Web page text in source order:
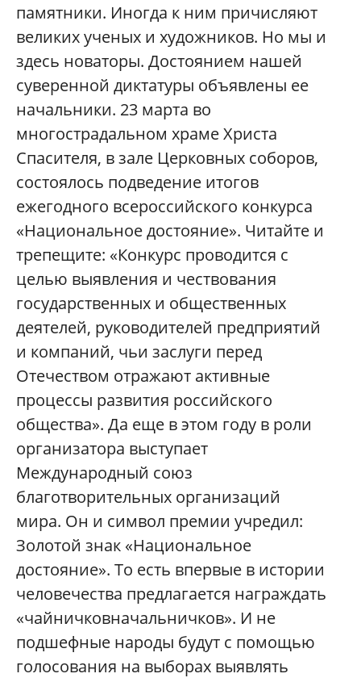
памятники. Иногда к ним причисляют
великих ученых и художников. Но мы и
здесь новаторы. Достоянием нашей
суверенной диктатуры объявлены ее
начальники. 23 марта во
многострадальном храме Христа
Спасителя, в зале Церковных соборов,
состоялось подведение итогов
ежегодного всероссийского конкурса
«Национальное достояние». Читайте и
трепещите: «Конкурс проводится с
целью выявления и чествования
государственных и общественных
деятелей, руководителей предприятий
и компаний, чьи заслуги перед
Отечеством отражают активные
процессы развития российского
общества». Да еще в этом году в роли
организатора выступает
Международный союз
благотворительных организаций
мира. Он и символ премии учредил:
Золотой знак «Национальное
достояние». То есть впервые в истории
человечества предлагается награждать
«чайничковначальничков». И не
подшефные народы будут с помощью
голосования на выборах выявлять